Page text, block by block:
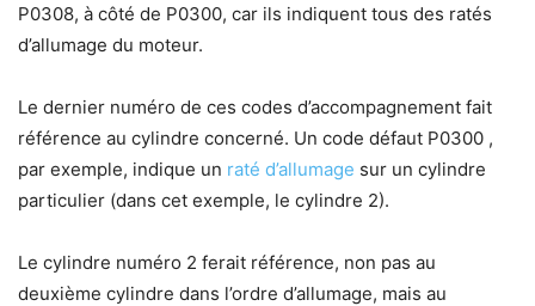
P0308, à côté de P0300, car ils indiquent tous des ratés
d’allumage du moteur.
Le dernier numéro de ces codes d’accompagnement fait
référence au cylindre concerné. Un code défaut P0300 ,
par exemple, indique un raté d’allumage sur un cylindre
particulier (dans cet exemple, le cylindre 2).
Le cylindre numéro 2 ferait référence, non pas au
deuxième cylindre dans l’ordre d’allumage, mais au